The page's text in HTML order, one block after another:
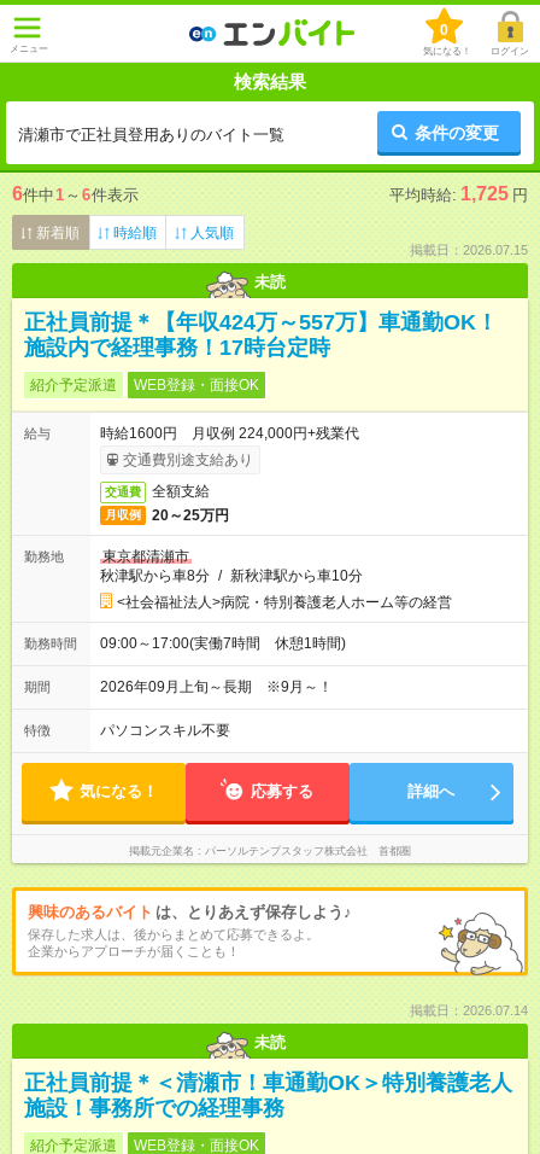
メニュー
0
気になる！ ログイン
検索結果
清瀬市で正社員登用ありのバイト一覧 条件の変更
6件中1 ～ 6件表示 平均時給: 1,725 円
新着順 時給順 人気順
掲載日：2026.07.15
未読
正社員前提＊【年収424万～557万】車通勤OK！
施設内で経理事務！17時台定時
紹介予定派遣 WEB登録・面接OK
給与
時給1600円 月収例 224,000円+残業代
交通費別途支給あり
交通費 全額支給
月収例 20～25万円
勤務地
東京都清瀬市
秋津駅から車8分 / 新秋津駅から車10分
<社会福祉法人>病院・特別養護老人ホーム等の経営
勤務時間 09:00～17:00(実働7時間 休憩1時間)
期間 2026年09月上旬～長期 ※9月～！
特徴 パソコンスキル不要
気になる！ 応募する 詳細へ
掲載元企業名 パーソルテンプスタッフ株式会社 首都圏
興味のあるバイト は、とりあえず保存しよう♪
保存した求人は、後からまとめて応募できるよ。
企業からアプローチが届くことも！
掲載日：2026.07.14
未読
正社員前提＊＜清瀬市！車通勤OK＞特別養護老人
施設！事務所での経理事務
紹介予定派遣 WEB登録・面接OK